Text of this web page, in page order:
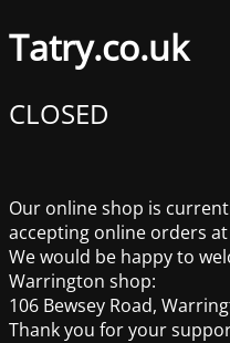
Tatry.co.uk
CLOSED
Our online shop is
accepting online orders
We would be happy to
Warrington shop:
106 Bewsey Road,
Thank you for your